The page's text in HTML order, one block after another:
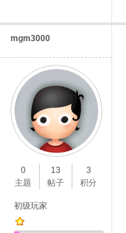
mgm3000
0
主题
13
帖子
3
积分
初级玩家